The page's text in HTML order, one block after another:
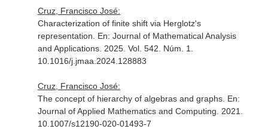
Cruz, Francisco José:
Characterization of finite shift via Herglotz's
representation. En: Journal of Mathematical Analysis
and Applications. 2025. Vol. 542. Núm. 1.
10.1016/j.jmaa.2024.128883
Cruz, Francisco José:
The concept of hierarchy of algebras and graphs. En:
Journal of Applied Mathematics and Computing . 2021.
10.1007/s12190-020-01493-7